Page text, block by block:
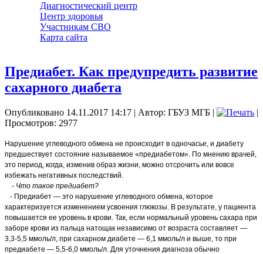
Диагностический центр
Центр здоровья
Участникам СВО
Карта сайта
Предиабет. Как предупредить развитие
сахарного диабета
Опубликовано 14.11.2017 14:17 | Автор: ГБУЗ МГБ |
|
Просмотров: 2977
Нарушение углеводного обмена не происходит в одночасье, и диабету
предшествует состояние называемое «предиабетом». По мнению врачей,
это период, когда, изменив образ жизни, можно отсрочить или вовсе
избежать негативных последствий.
- Что такое предиабет?
- Предиабет — это нарушение углеводного обмена, которое
характеризуется изменением усвоения глюкозы. В результате, у пациента
повышается ее уровень в крови. Так, если нормальный уровень сахара при
заборе крови из пальца натощак независимо от возраста составляет —
3,3-5,5 ммоль/л, при сахарном диабете — 6,1 ммоль/л и выше, то при
предиабете — 5,5-6,0 ммоль/л. Для уточнения диагноза обычно